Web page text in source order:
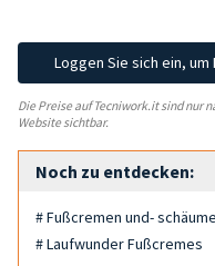
Loggen Sie sich ein,
Die Preise auf Tecniwork.it sind nur
Website sichtbar.
Noch zu entdecken:
# Fußcremen und- schäume
# Laufwunder Fußcremes